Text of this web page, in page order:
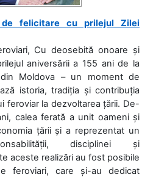
de felicitare cu prilejul Zilei
Cu deosebită onoare și
aniversării a 155 ani de la
Moldova – un moment de
istoria, tradiția și contribuția
feroviar la dezvoltarea țării. De-
calea ferată a unit oameni și
țării și a reprezentat un
disciplinei și
aceste realizări au fost posibile
feroviari, care și-au dedicat